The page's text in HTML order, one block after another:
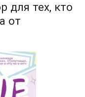
для тех, кто
от